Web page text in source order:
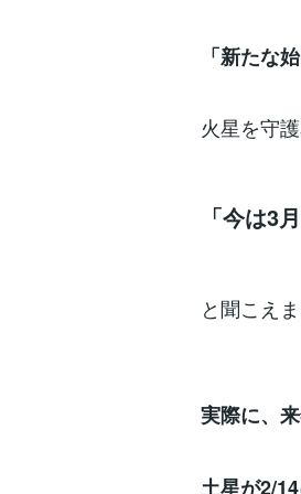
「新たな
火星を守
「今は3
と聞こえま
実際に、
土星が2/14